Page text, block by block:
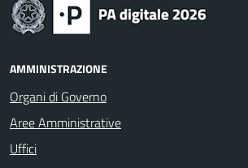
AMMINISTRAZIONE
Organi di Governo
Aree Amministrative
Uffici